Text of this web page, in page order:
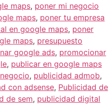
maps, poner mi negocio
maps, poner tu empresa
en google maps, poner
maps, presupuesto
google ads, promocionar
, publicar en google maps
, publicidad admob,
con adsense, Publicidad de
de sem, publicidad digital